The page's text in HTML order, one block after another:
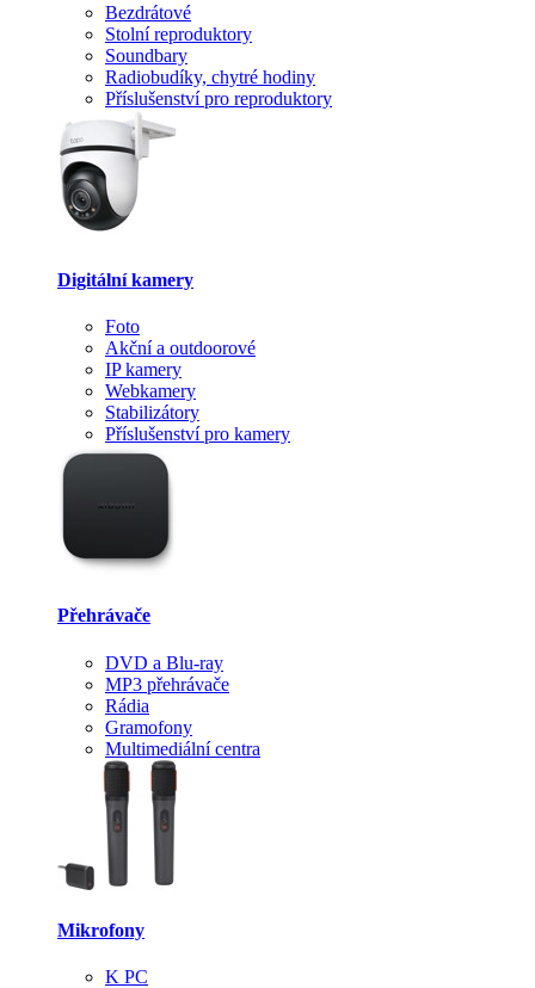
Bezdrátové
Stolní reproduktory
Soundbary
Radiobudíky, chytré hodiny
Příslušenství pro reproduktory
Digitální kamery
Foto
Akční a outdoorové
IP kamery
Webkamery
Stabilizátory
Příslušenství pro kamery
Přehrávače
DVD a Blu-ray
MP3 přehrávače
Rádia
Gramofony
Multimediální centra
Mikrofony
K PC